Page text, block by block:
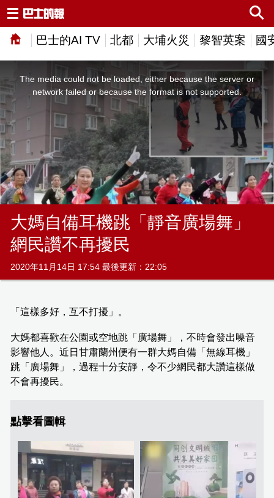
巴士的AI TV 北都 大埔火災 黎智英案 國
window.
The media could not be loaded, either because the server or
network failed or because the format is not supported.
大媽自備耳機跳「靜音廣場舞」
網民讚不再擾民
2020年11月14日 17:54 最後更新：22:05
「這樣多好，互不打擾」。
大媽都喜歡在公園或空地跳「廣場舞」，不時會發出噪音
影響他人。近日甘肅蘭州便有一群大媽自備「無線耳機」
跳「廣場舞」，過程十分安靜，令不少網民都大讚這樣做
不會再擾民。
點擊看圖輯